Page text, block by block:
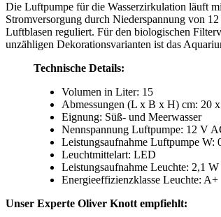
Die Luftpumpe für die Wasserzirkulation läuft
Stromversorgung durch Niederspannung von
Luftblasen reguliert. Für den biologischen
unzähligen Dekorationsvarianten ist das
Technische Details:
Volumen in Liter: 15
Abmessungen (L x B x H) cm: 20
Eignung: Süß- und Meerwasser
Nennspannung Luftpumpe: 12 V
Leistungsaufnahme Luftpumpe W:
Leuchtmittelart: LED
Leistungsaufnahme Leuchte: 2,1 W
Energieeffizienzklasse Leuchte: A+
Unser Experte Oliver Knott empfiehlt: